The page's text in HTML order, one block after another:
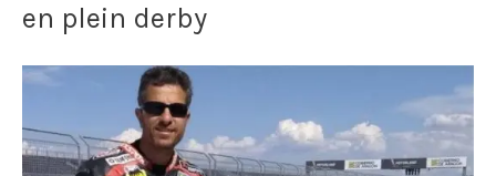
en plein derby